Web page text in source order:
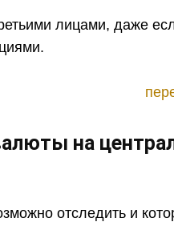
лицами, даже
на
отследить и